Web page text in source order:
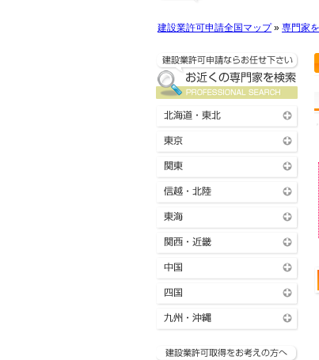
建設業許可申請全国マップ» 専門家